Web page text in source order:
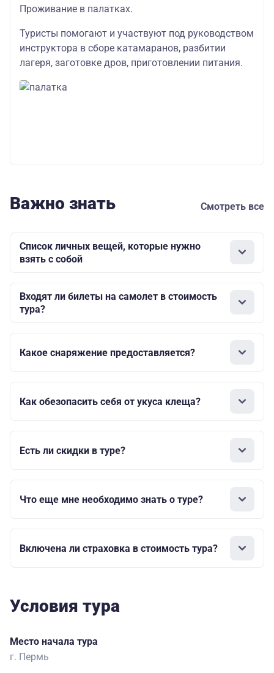
Проживание в палатках.
Туристы помогают и участвуют под руководством
инструктора в сборе катамаранов, разбитии
лагеря, заготовке дров, приготовлении питания.
Важно знать Смотреть все
Список личных вещей, которые нужно
взять с собой
Входят ли билеты на самолет в стоимость
тура?
Какое снаряжение предоставляется?
Как обезопасить себя от укуса клеща?
Есть ли скидки в туре?
Что еще мне необходимо знать о туре?
Включена ли страховка в стоимость тура?
Условия тура
Место начала тура
г. Пермь